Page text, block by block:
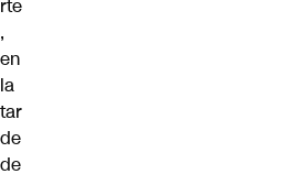
rte
,
en
la
tar
de
de